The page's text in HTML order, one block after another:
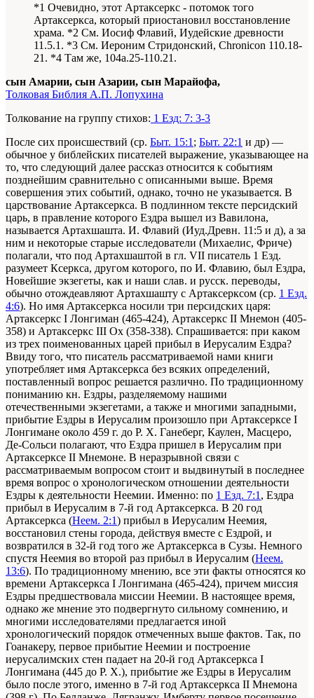
*1 Очевидно, этот Артаксеркс - потомок того
Артаксеркса, который приостановил восстановление
храма. *2 См. Иосиф Флавий, Иудейские древности
11.5.1. *3 См. Иероним Стридонский, Chronicon 110.18-
21. *4 Там же, 104а.25-110.21.
сын Амарии, сын Азарии, сын Марайофа,
Толковая Библия А.П. Лопухина
Толкование на группу стихов: 1 Езд: 7: 3-3
После сих происшествий (ср. Быт. 15:1 ; Быт. 22:1 и др) —
обычное у библейских писателей выражение, указывающее на
то, что следующий далее рассказ относится к событиям
позднейшим сравнительно с описанными выше. Время
совершения этих событий, однако, точно не указывается. В
царствование Артаксеркса. В подлинном тексте персидский
царь, в правление которого Ездра вышел из Вавилона,
называется Артахшашта. И. Флавий (Иуд.Древн. 11:5 и д), а за
ним и некоторые старые исследователи (Михаелис, Фриче)
полагали, что под Артахшаштой в гл. VII писатель 1 Езд.
разумеет Ксеркса, другом которого, по И. Флавию, был Ездра,
Новейшие экзегеты, как и наши слав. и русск. переводы,
обычно отождеавляют Артахшашту с Артаксерксом (ср. 1 Езд.
4:6). Но имя Артаксеркса носили три персидских царя:
Артаксеркс I Лонгиман (465-424), Артаксеркс II Мнемон (405-
358) и Артаксеркс III Ox (358-338). Спрашивается: при каком
из трех поименованных царей прибыл в Иерусалим Ездра?
Ввиду того, что писатель рассматриваемой нами книги
употребляет имя Артаксеркса без всяких определений,
поставленный вопрос решается различно. По традиционному
пониманию кн. Ездры, разделяемому нашими
отечественными экзегетами, а также и многими западными,
прибытие Ездры в Иерусалим произошло при Артаксерксе I
Лонгимане около 459 г. до Р. X. Ганеберг, Каулен, Масцеро,
Де-Сольси полагают, что Ездра пришел в Иерусалим при
Артаксерксе II Мнемоне. В неразрывной связи с
рассматриваемым вопросом стоит и выдвинутый в последнее
время вопрос о хронологическом отношении деятельности
Ездры к деятельности Неемии. Именно: по 1 Езд. 7:1 , Ездра
прибыл в Иерусалим в 7-й год Артаксеркса. В 20 год
Артаксеркса (Неем. 2:1) прибыл в Иерусалим Неемия,
восстановил стены города, действуя вместе с Ездрой, и
возвратился в 32-й год того же Артаксеркса в Сузы. Немного
спустя Неемия во второй раз прибыл в Иерусалим (Неем.
13:6). По традиционному мнению, все эти факты относятся ко
времени Артаксеркса I Лонгимана (465-424), причем миссия
Ездры предшествовала миссии Неемии. В настоящее время,
однако же мнение это подвергнуто сильному сомнению, и
многими исследователями предлагается иной
хронологический порядок отмеченных выше фактов. Так, по
Гоанакеру, первое прибытие Неемии и построение
иерусалимских стен падает на 20-й год Артаксеркса I
Лонгимана (445 до Р. X.), прибытие же Ездры в Иерусалим
было после этого, именно в 7-й год Артаксеркса II Мнемона